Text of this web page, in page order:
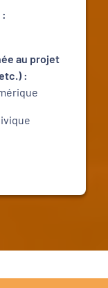
au projet
: